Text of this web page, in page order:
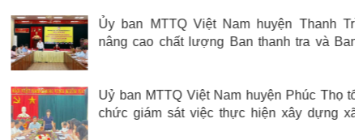
học 2024-2025
Ủy ban MTTQ Việt Nam huyện Thanh Trì
nâng cao chất lượng Ban thanh tra và Ban
Uỷ ban MTTQ Việt Nam huyện Phúc Thọ tổ
chức giám sát việc thực hiện xây dựng xã